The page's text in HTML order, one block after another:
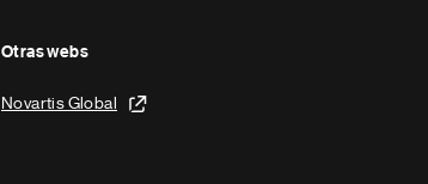
Otras webs
Novartis Global